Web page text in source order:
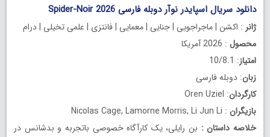
دانلود سریال اسپایدر نوآر دوبله فارسی Spider-Noir 2026
ژانر : اکشن | ماجراجویی | جنایی | معمایی | فانتزی | علمی تخیلی | درام
محصول : 2026 آمریکا
امتیاز: 10/8.1
زبان: دوبله فارسی
کارگردان: Oren Uziel
بازیگران : Nicolas Cage, Lamorne Morris, Li Jun Li
خلاصه داستان : بن رایلی، یک کارآگاه خصوصی باتجربه و بدشانس در